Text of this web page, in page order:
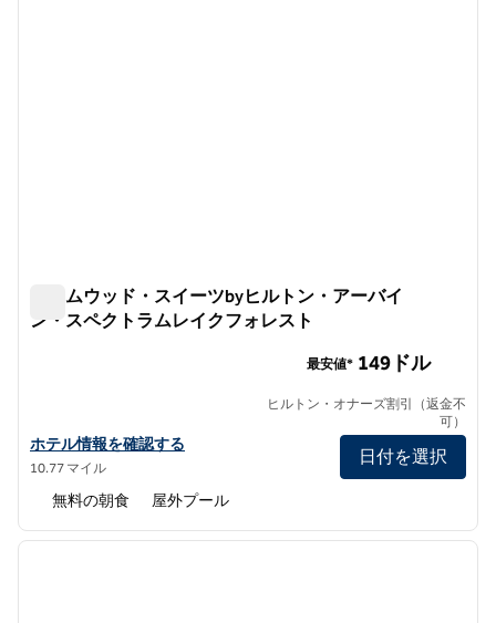
ホームウッド・スイーツbyヒルトン・アーバイ
ン・スペクトラムレイクフォレスト
ホームウッド・スイーツbyヒルトン・アーバイン・スペクトラム
ホテル情報を確認する
10.77 マイル
最安値* 149ドル
ヒルトン・オナーズ割引（返金不
可）
日付を選択
無料の朝食 屋外プール
1/12
次の